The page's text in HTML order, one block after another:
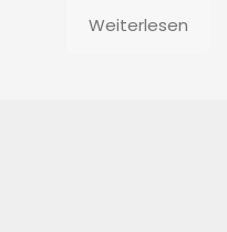
Weiterlesen